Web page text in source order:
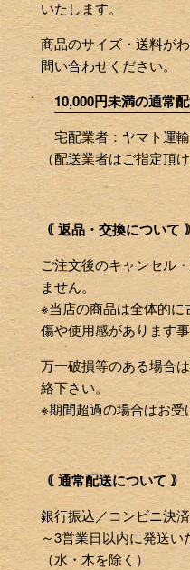
いたします。
商品のサイズ・送料が
問い合わせください。
10,000円未満の通常
宅配業者：ヤマト運輸
（配送業者はご指定頂
｟ 返品・交換について
ご注文後のキャンセル
ません。
※当店の商品は全体的
傷や使用感があります
万一破損等のある場合
絡下さい。
※期間超過の場合はお受
｟ 通常配送について ｠
銀行振込／コンビニ決
～3営業日以内に発送い
（水・木を除く）